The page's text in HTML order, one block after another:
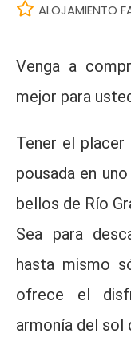
ALOJAMIENTO
Venga a
mejor para
Tener el
pousada en
bellos de Río
Sea para
hasta mismo
ofrece el
armonía del sol